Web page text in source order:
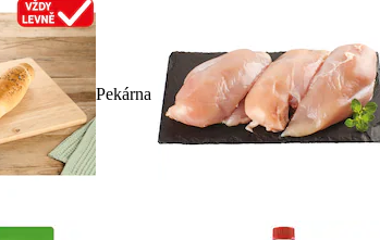
Pekárna